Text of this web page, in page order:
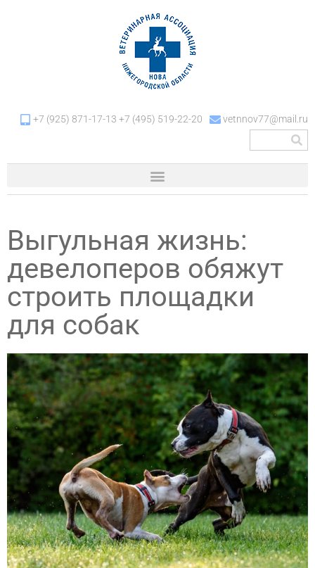
+7 (925) 871-17-13 +7 (495) 519-22-20 vetnnov77@mail.ru
Выгульная жизнь:
девелоперов обяжут
строить площадки
для собак